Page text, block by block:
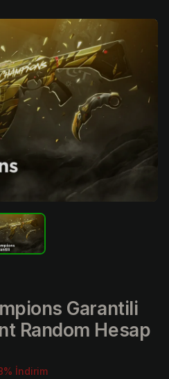
Garantili
Random Hesap
İndirim